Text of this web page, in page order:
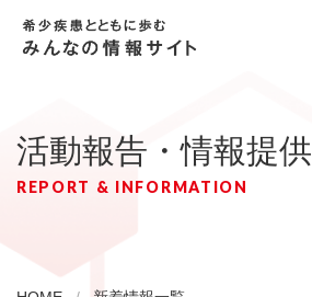
活動報告・情報提供
REPORT & INFORMATION